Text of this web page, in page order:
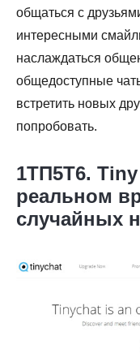
общаться с
интересными
наслаждаться
общедоступные
встретить новых
попробовать.
1ТП5Т6.
реальном
случайных